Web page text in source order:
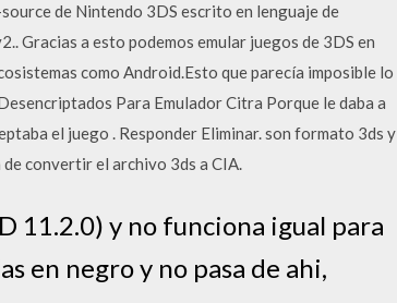
de Nintendo 3DS escrito en lenguaje de
Gracias a esto podemos emular juegos de 3DS en
como Android.Esto que parecía imposible lo
Para Emulador Citra Porque le daba a
el juego . Responder Eliminar. son formato 3ds y
convertir el archivo 3ds a CIA.
11.2.0) y no funciona igual para
en negro y no pasa de ahi,